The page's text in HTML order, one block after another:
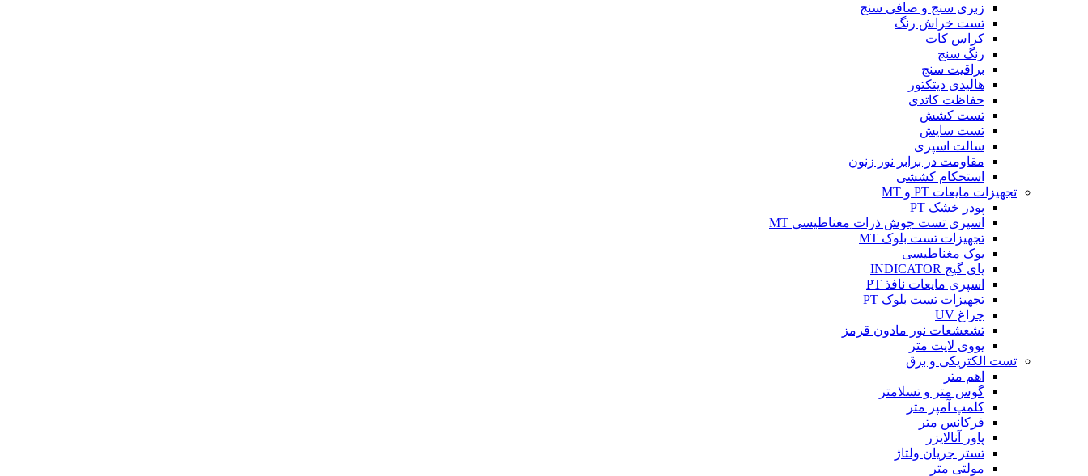
زبری سنج و صافی سنج
تست خراش رنگ
کراس کات
رنگ سنج
براقیت سنج
هالیدی دیتکتور
حفاظت کاتدی
تست کشش
تست سایش
سالت اسپری
مقاومت در برابر نور زنون
استحکام کششی
تجهیزات مایعات PT و MT
پودر خشک PT
اسپری تست جوش ذرات مغناطیسی MT
تجهیزات تست بلوک MT
یوک مغناطیسی
پای گیج INDICATOR
اسپری مایعات نافذ PT
تجهیزات تست بلوک PT
چراغ UV
تشعشعات نور مادون قرمز
یووی لایت متر
تست الکتریکی و برق
اهم متر
گوس متر و تسلامتر
کلمپ آمپر متر
فرکانس متر
پاور آنالایزر
تستر جریان ولتاژ
مولتی متر